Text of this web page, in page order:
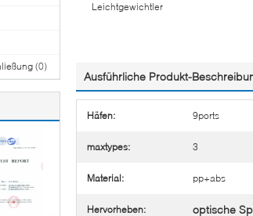
(0)
Leichtgewichtler
Ausführliche Produkt-
Häfen: 9ports
maxtypes: 3
Material: pp+abs
Hervorheben: optische